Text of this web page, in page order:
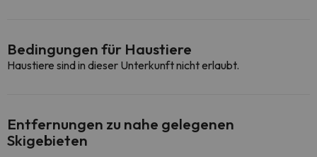
Bedingungen für Haustiere
Haustiere sind in dieser Unterkunft nicht erlaubt.
Entfernungen zu nahe gelegenen
Skigebieten